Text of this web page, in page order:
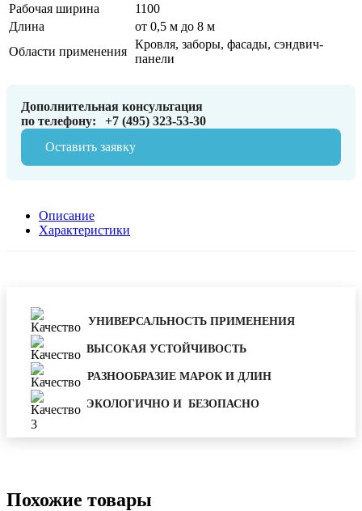
Рабочая ширина
1100
Длина
от 0,5 м до 8 м
Области применения
Кровля, заборы, фасады, сэндвич-
панели
Дополнительная консультация
по телефону:
+7 (495) 323-53-30
Оставить заявку
Описание
Характеристики
УНИВЕРСАЛЬНОСТЬ ПРИМЕНЕНИЯ
ВЫСОКАЯ УСТОЙЧИВОСТЬ
РАЗНООБРАЗИЕ МАРОК И ДЛИН
ЭКОЛОГИЧНО И БЕЗОПАСНО
Похожие товары